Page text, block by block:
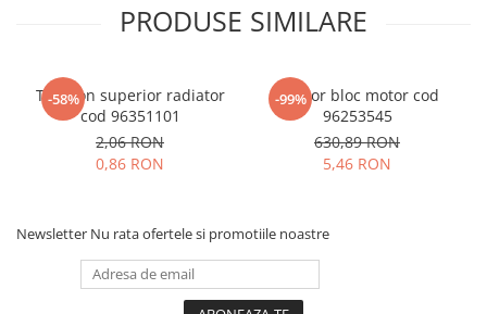
PRODUSE SIMILARE
-58%
Tampon superior radiator
cod 96351101
2,06 RON
0,86 RON
-99%
Senzor bloc motor cod
96253545
630,89 RON
5,46 RON
Newsletter Nu rata ofertele si promotiile noastre